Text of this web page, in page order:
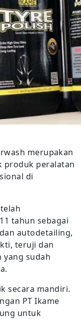
merupakan
produk peralatan
di
tahun sebagai
autodetailing,
teruji dan
yang sudah
secara mandiri.
PT Ikame
untuk